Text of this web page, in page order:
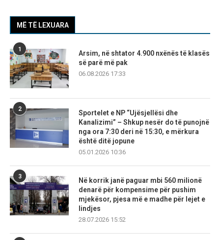
MË TË LEXUARA
1
Arsim, në shtator 4.900 nxënës të klasës
së parë më pak
06.08.2026 17:33
2
Sportelet e NP “Ujësjellësi dhe
Kanalizimi” – Shkup nesër do të punojnë
nga ora 7:30 deri në 15:30, e mërkura
është ditë jopune
05.01.2026 10:36
3
Në korrik janë paguar mbi 560 milionë
denarë për kompensime për pushim
mjekësor, pjesa më e madhe për lejet e
lindjes
28.07.2026 15:52